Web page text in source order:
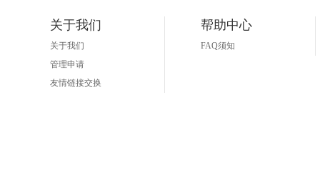
关于我们
关于我们
管理申请
友情链接交换
帮助中心
FAQ须知